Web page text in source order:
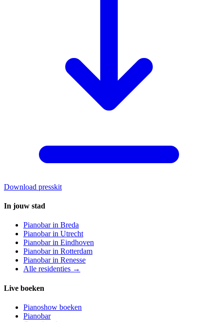
Download presskit
In jouw stad
Pianobar in Breda
Pianobar in Utrecht
Pianobar in Eindhoven
Pianobar in Rotterdam
Pianobar in Renesse
Alle residenties →
Live boeken
Pianoshow boeken
Pianobar